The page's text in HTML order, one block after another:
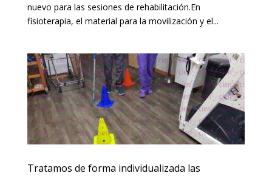
nuevo para las sesiones de rehabilitación.En
fisioterapia, el material para la movilización y el...
Tratamos de forma individualizada las